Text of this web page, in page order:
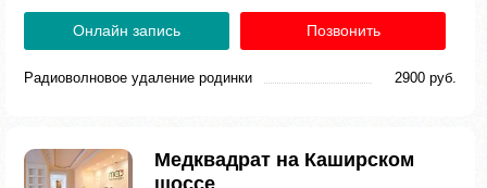
Онлайн запись Позвонить
Радиоволновое удаление родинки 2900 руб.
Медквадрат на Каширском
шоссе